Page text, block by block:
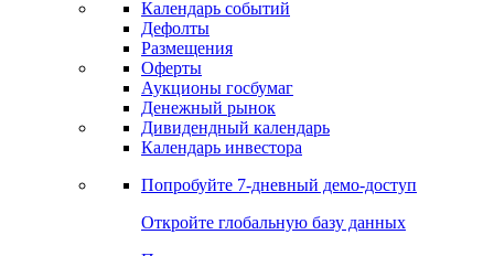
Откройте глобальную базу данных
Получить доступ
Календарь
Календарь событий
Дефолты
Размещения
Оферты
Денежный рынок
Календарь инвестора